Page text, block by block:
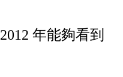
年能夠看到